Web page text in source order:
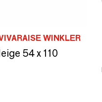
WINKLER
54 x 110